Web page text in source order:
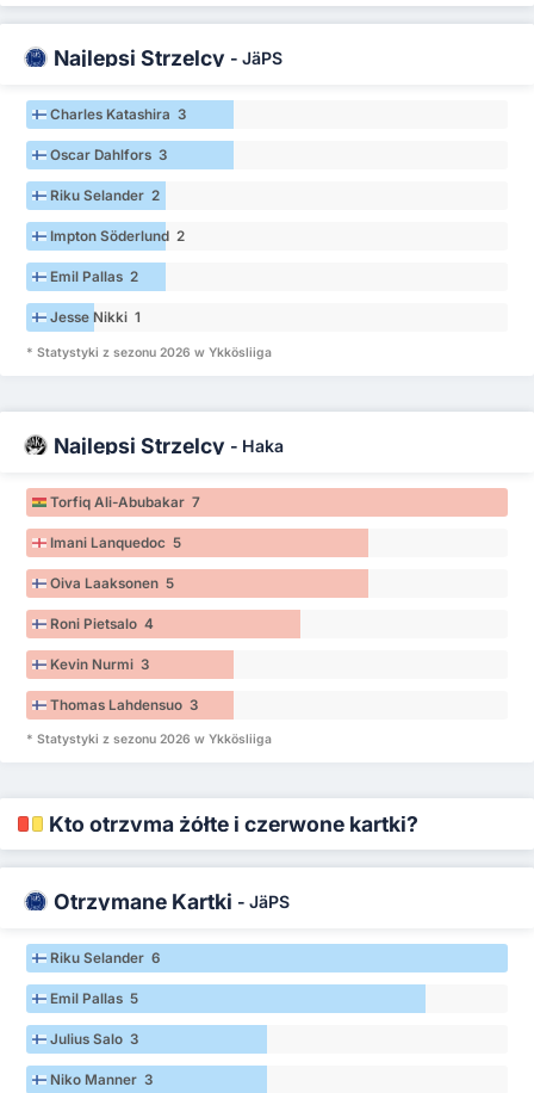
Najlepsi Strzelcy - JäPS
Charles Katashira 3
Oscar Dahlfors 3
Riku Selander 2
Impton Söderlund 2
Emil Pallas 2
Jesse Nikki 1
* Statystyki z sezonu 2026 w Ykkösliiga
Najlepsi Strzelcy - Haka
Torfiq Ali-Abubakar 7
Imani Lanquedoc 5
Oiva Laaksonen 5
Roni Pietsalo 4
Kevin Nurmi 3
Thomas Lahdensuo 3
* Statystyki z sezonu 2026 w Ykkösliiga
Kto otrzyma żółte i czerwone kartki?
Otrzymane Kartki - JäPS
Riku Selander 6
Emil Pallas 5
Julius Salo 3
Niko Manner 3